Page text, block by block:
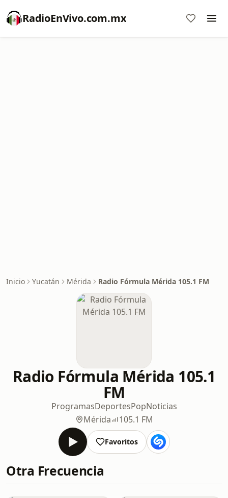
RadioEnVivo.com.mx
Inicio Yucatán Mérida Radio Fórmula Mérida 105.1 FM
Radio Fórmula Mérida 105.1
FM
ProgramasDeportesPopNoticias
Mérida
105.1 FM
Favoritos
Otra Frecuencia